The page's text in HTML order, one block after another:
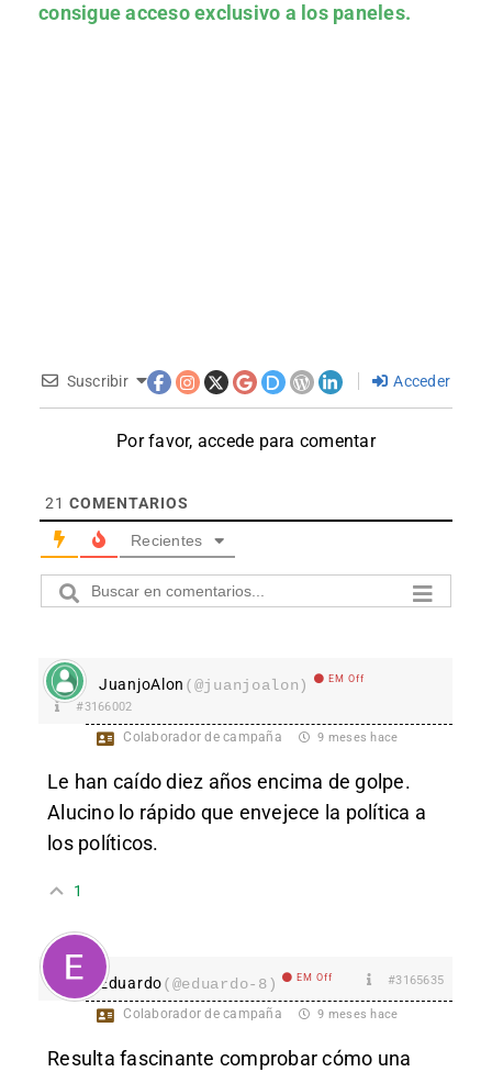
consigue acceso exclusivo a los paneles.
Suscribir Acceder
Por favor, accede para comentar
21 COMENTARIOS
Recientes
JuanjoAlon (@juanjoalon) EM Off
#3166002
Colaborador de campaña 9 meses hace
Le han caído diez años encima de golpe.
Alucino lo rápido que envejece la política a
los políticos.
1
Eduardo(@eduardo-8) EM Off #3165635
Colaborador de campaña 9 meses hace
Resulta fascinante comprobar cómo una